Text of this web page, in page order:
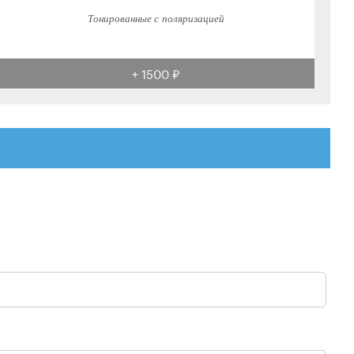
Тонированные с поляризацией
+ 1500 ₽